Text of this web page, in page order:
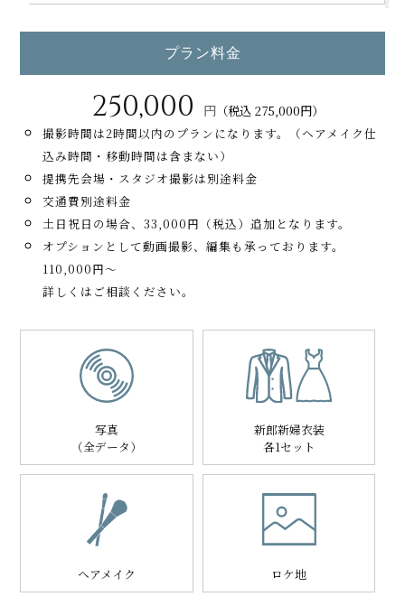
プラン料金
250,000 円（税込 275,000円）
撮影時間は2時間以内のプランになります。（ヘアメイク仕
込み時間・移動時間は含まない）
提携先会場・スタジオ撮影は別途料金
交通費別途料金
土日祝日の場合、33,000円（税込）追加となります。
オプションとして動画撮影、編集も承っております。
110,000円～
詳しくはご相談ください。
写真
（全データ）
新郎新婦衣装
各1セット
ヘアメイク ロケ地